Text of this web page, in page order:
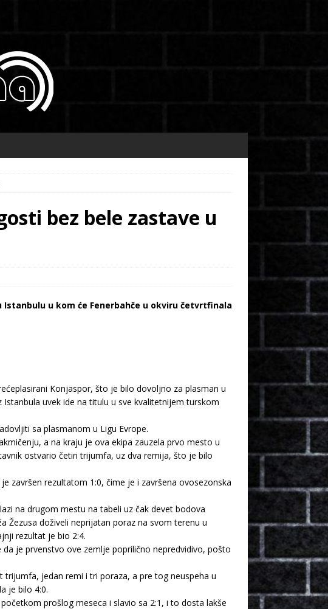
bez bele zastave u
u kom će Fenerbahče u okviru četvrtfinala
Konjaspor, što je bilo dovoljno za plasman u
uvek ide na titulu u sve kvalitetnijem turskom
sa plasmanom u Ligu Evrope.
a na kraju je ova ekipa zauzela prvo mesto u
ostvario četiri trijumfa, uz dva remija, što je bilo
završen rezultatom 1:0, čime je i završena ovosezonska
na drugom mestu na tabeli uz čak devet bodova
Žezusa doživeli neprijatan poraz na svom terenu u
rezultat je bio 2:4.
je prvenstvo ove zemlje poprilično nepredvidivo, pošto
jedan remi i tri poraza, a pre tog neuspeha u
je bilo 4:0.
prošlog meseca i slavio sa 2:1, i to dosta lakše